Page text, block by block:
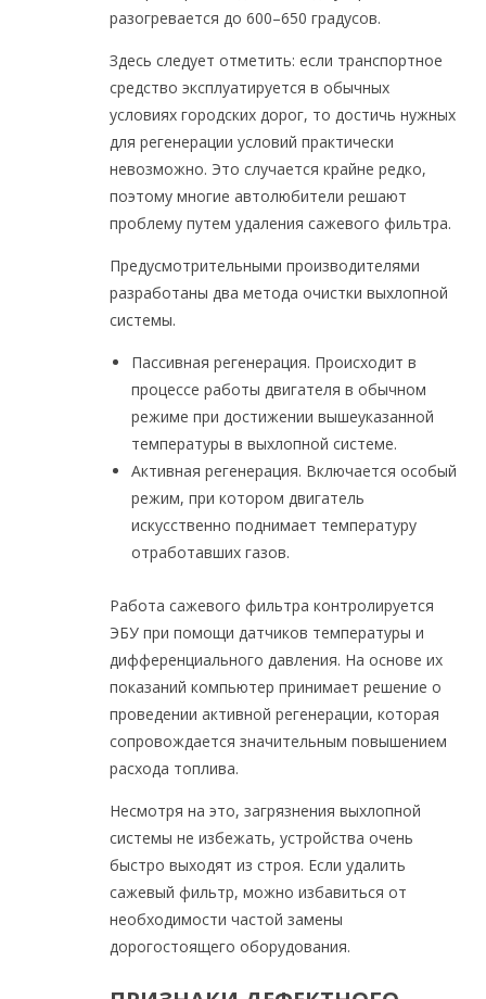
разогревается до 600–650 градусов.
Здесь следует отметить: если транспортное
средство эксплуатируется в обычных
условиях городских дорог, то достичь нужных
для регенерации условий практически
невозможно. Это случается крайне редко,
поэтому многие автолюбители решают
проблему путем удаления сажевого фильтра.
Предусмотрительными производителями
разработаны два метода очистки выхлопной
системы.
Пассивная регенерация. Происходит в
процессе работы двигателя в обычном
режиме при достижении вышеуказанной
температуры в выхлопной системе.
Активная регенерация. Включается особый
режим, при котором двигатель
искусственно поднимает температуру
отработавших газов.
Работа сажевого фильтра контролируется
ЭБУ при помощи датчиков температуры и
дифференциального давления. На основе их
показаний компьютер принимает решение о
проведении активной регенерации, которая
сопровождается значительным повышением
расхода топлива.
Несмотря на это, загрязнения выхлопной
системы не избежать, устройства очень
быстро выходят из строя. Если удалить
сажевый фильтр, можно избавиться от
необходимости частой замены
дорогостоящего оборудования.